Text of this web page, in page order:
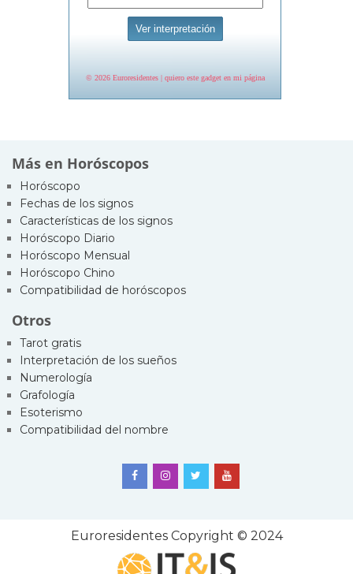
Más en Horóscopos
Horóscopo
Fechas de los signos
Características de los signos
Horóscopo Diario
Horóscopo Mensual
Horóscopo Chino
Compatibilidad de horóscopos
Otros
Tarot gratis
Interpretación de los sueños
Numerología
Grafología
Esoterismo
Compatibilidad del nombre
EuroresidentesCopyright © 2024